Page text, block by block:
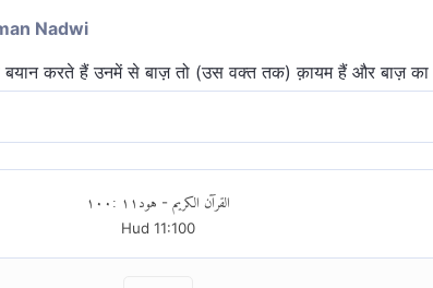
Nadwi
बयान करते हैं उनमें से बाज़ तो (उस वक्त तक) क़ायम हैं और बाज़ का
القرآن الكريم - هود١١ :١٠٠
Hud 11:100